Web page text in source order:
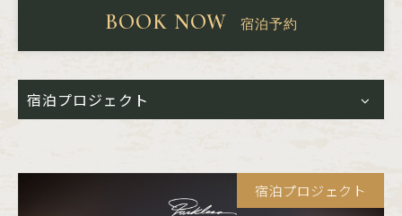
BOOK NOW 宿泊予約
宿泊プロジェクト
宿泊プロジェクト